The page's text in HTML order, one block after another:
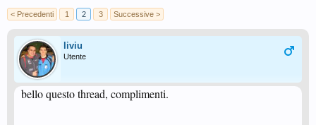
< Precedenti 1 2 3 Successive >
liviu
Utente
bello questo thread, complimenti.